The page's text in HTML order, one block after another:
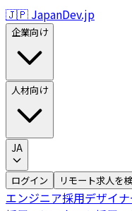
🇯🇵 JapanDev.jp
企業向け
人材向け
JA
ログイン リモート求人を
エンジニア採用デザイ